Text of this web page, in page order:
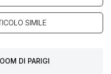
SIMILE
DI PARIGI